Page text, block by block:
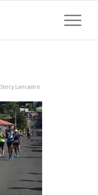
Stecy Lancastre